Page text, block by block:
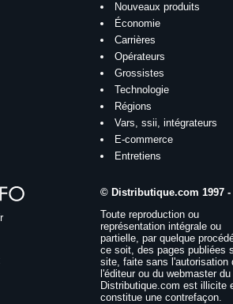
Nouveaux produits
Économie
Carrières
Opérateurs
Grossistes
Technologie
Régions
Vars, ssii, intégrateurs
E-commerce
Entretiens
© Distributique.com 1997 -
Toute reproduction ou
représentation intégrale ou
partielle, par quelque
ce soit, des pages publiées
site, faite sans l'autorisation
l'éditeur ou du webmaster
Distributique.com est illicite
constitue une contrefaçon.